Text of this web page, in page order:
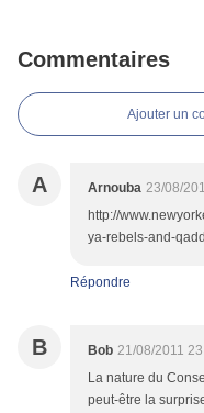
Commentaires
Ajouter un
A Arnouba 23/08/
http://
ya-rebels-and-
Répondre
B Bob 21/08/2011
La nature du
peut-être la